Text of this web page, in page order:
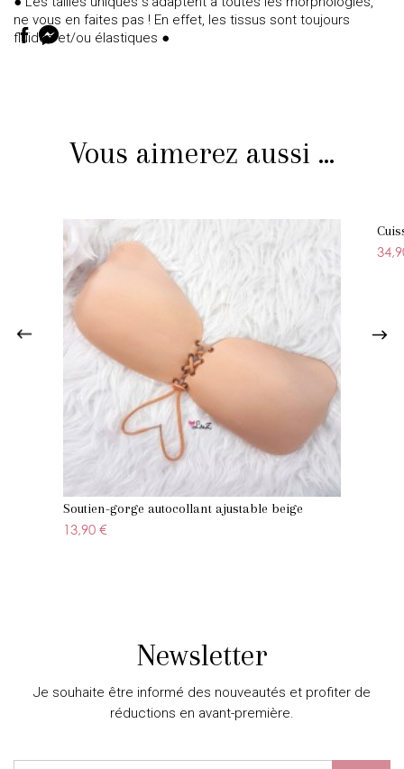
ne vous en faites pas ! En effet, les tissus sont toujours
fluides et/ou élastiques ●
Vous aimerez aussi ...
Soutien-gorge autocollant ajustable beige
13,90 €
Newsletter
Je souhaite être informé des nouveautés et profiter de
réductions en avant-première.